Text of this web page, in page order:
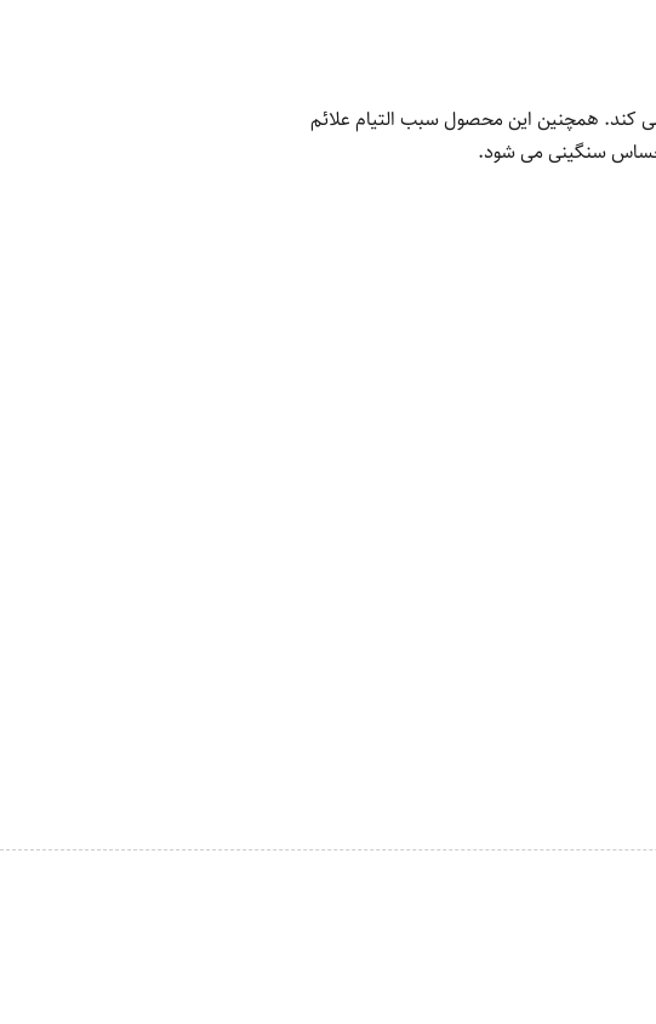
کند. همچنین این محصول سبب التیام علائم
احساس سنگینی می شود.